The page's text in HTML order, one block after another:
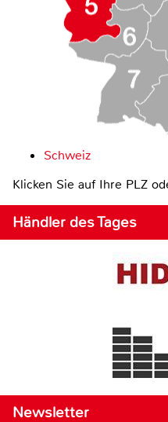
Schweiz
Klicken Sie auf Ihre PLZ
Händler des Tages
Newsletter